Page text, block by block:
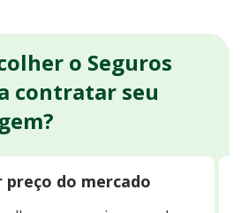
o Seguros
contratar seu
preço do mercado